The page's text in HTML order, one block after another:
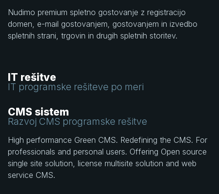
Nudimo premium spletno gostovanje z registracijo
domen, e-mail gostovanjem, gostovanjem in izvedbo
spletnih strani, trgovin in drugih spletnih storitev.
IT rešitve
IT programske rešiteve po meri
CMS sistem
Razvoj CMS programske rešitve
High performance Green CMS. Redefining the CMS. For
professionals and personal users. Offering Open source
single site solution, license multisite solution and web
service CMS.